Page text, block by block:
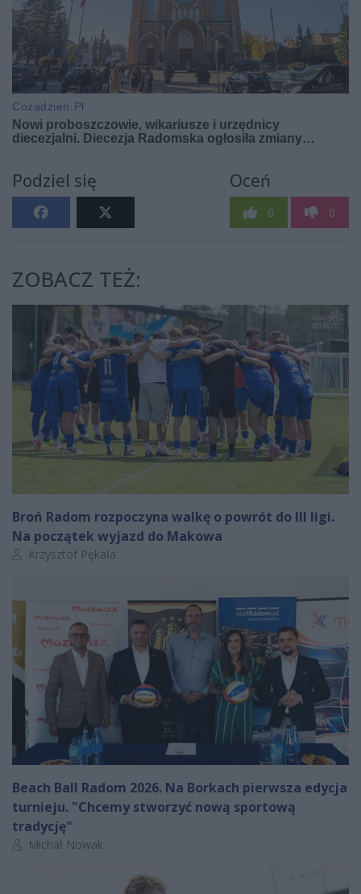
Podziel się Oceń
0 0
ZOBACZ TEŻ:
Broń Radom rozpoczyna walkę o powrót do III ligi.
Na początek wyjazd do Makowa
Autor artykułu:
Krzysztof Pękała
Beach Ball Radom 2026. Na Borkach pierwsza edycja
turnieju. "Chcemy stworzyć nową sportową
tradycję"
Autor artykułu:
Michał Nowak